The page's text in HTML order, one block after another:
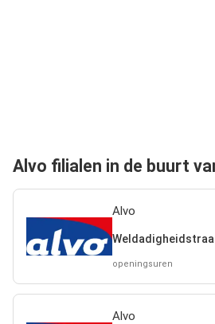
Alvo filialen in de buurt
Alvo
openingsuren
Alvo